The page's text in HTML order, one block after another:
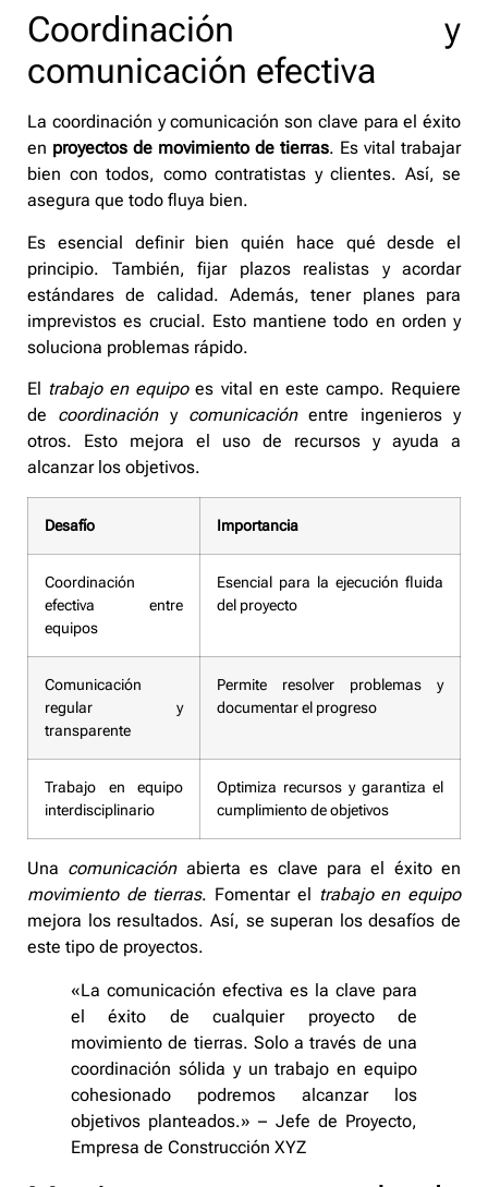
Coordinación y
comunicación efectiva
La coordinación y comunicación son clave para el éxito
en proyectos de movimiento de tierras. Es vital trabajar
bien con todos, como contratistas y clientes. Así, se
asegura que todo fluya bien.
Es esencial definir bien quién hace qué desde el
principio. También, fijar plazos realistas y acordar
estándares de calidad. Además, tener planes para
imprevistos es crucial. Esto mantiene todo en orden y
soluciona problemas rápido.
El trabajo en equipoes vital en este campo. Requiere
de coordinacióny comunicaciónentre ingenieros y
otros. Esto mejora el uso de recursos y ayuda a
alcanzar los objetivos.
Desafío Importancia
Coordinación
efectiva entre
equipos
Esencial para la ejecución fluida
del proyecto
Comunicación
regular y
transparente
Permite resolver problemas y
documentar el progreso
Trabajo en equipo
interdisciplinario
Optimiza recursos y garantiza el
cumplimiento de objetivos
Una comunicaciónabierta es clave para el éxito en
movimiento de tierras. Fomentar el trabajo en equipo
mejora los resultados. Así, se superan los desafíos de
este tipo de proyectos.
«La comunicación efectiva es la clave para
el éxito de cualquier proyecto de
movimiento de tierras. Solo a través de una
coordinación sólida y un trabajo en equipo
cohesionado podremos alcanzar los
objetivos planteados.» – Jefe de Proyecto,
Empresa de Construcción XYZ